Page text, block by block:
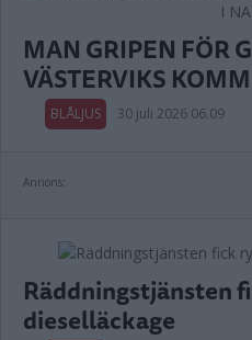
MAN GRIPEN FÖR
VÄSTERVIKS
BLÅLJUS 30 juli 2026 06.09
Annons:
Räddningstjänsten
dieselläckage